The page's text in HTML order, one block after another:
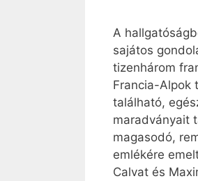
A
sajátos
tizenhárom
Francia-Alpok
található,
maradványait
magasodó,
emlékére
Calvat és